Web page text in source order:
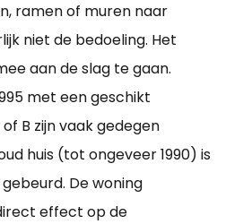
ramen of muren naar
niet de bedoeling. Het
aan de slag te gaan.
met een geschikt
B zijn vaak gedegen
huis (tot ongeveer 1990) is
De woning
effect op de